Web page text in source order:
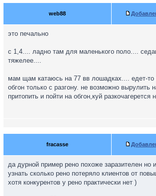
web88
это печально
с 1,4.... ладно там для маленького поло....
тяжелее....
мам щам катаюсь на 77 вв лошадках.... едет-то
обгон только с разгону. не возможно вырулить
притопить и пойти на обгон,куй разкочагерется
fracasse
да дурной пример рено похоже заразителен но
узнать сколько рено потеряло клиентов от
хотя конкурентов у рено практически нет )